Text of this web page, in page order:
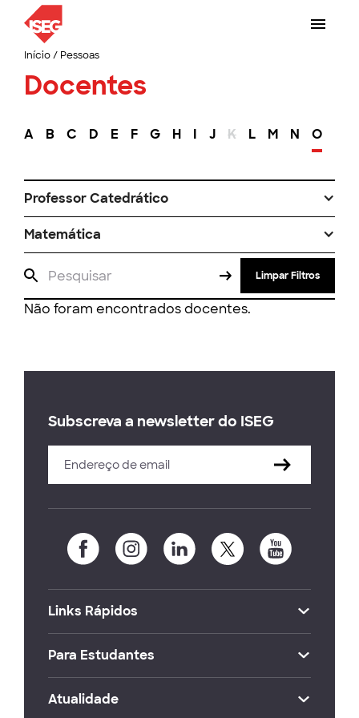
Início/ Pessoas
Docentes
A B C D E F G H I J K L M N O
Professor Catedrático
Matemática
Limpar Filtros
Não foram encontrados docentes.
Subscreva a newsletter do ISEG
Links Rápidos
Para Estudantes
Atualidade